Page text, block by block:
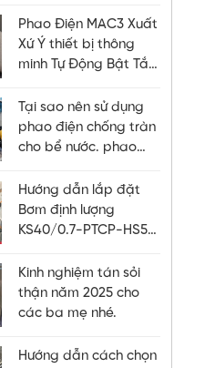
Phao Điện MAC3 Xuất
Xứ Ý thiết bị thông
minh Tự Động Bật Tắt
Chống Cạn Hiệu Quả
Tại sao nên sử dụng
phao điện chống tràn
cho bể nước. phao
chống tràn cho bể
nước, bồn
Hướng dẫn lắp đặt
Bơm định lượng
KS40/0.7-PTCP-HS53
Kinh nghiệm tán sỏi
thận năm 2025 cho
các ba mẹ nhé.
Hướng dẫn cách chọn